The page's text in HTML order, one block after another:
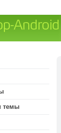
темы